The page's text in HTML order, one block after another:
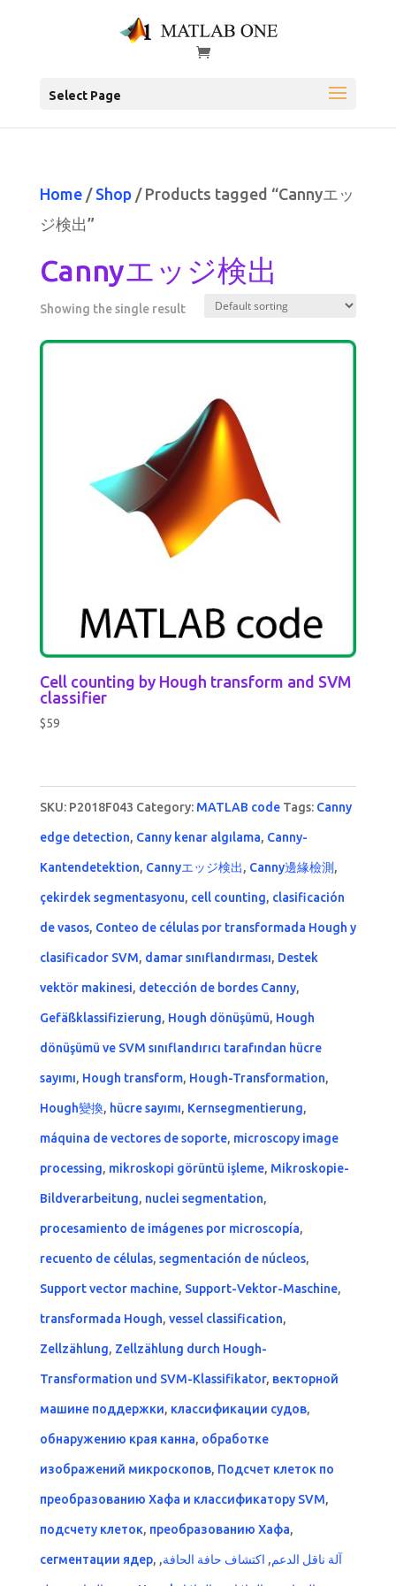
Select Page
Home/ Shop/ Products tagged “Cannyエッ
ジ検出”
Cannyエッジ検出
Showing the single result
Cell counting by Hough transform and SVM
classifier
$59
SKU: P2018F043 Category: MATLAB code Tags: Canny
edge detection, Canny kenar algılama, Canny-
Kantendetektion, Cannyエッジ検出, Canny邊緣檢測 ,
çekirdek segmentasyonu, cell counting, clasificación
de vasos, Conteo de células por transformada Hough y
clasificador SVM, damar sınıflandırması, Destek
vektör makinesi, detección de bordes Canny,
Gefäßklassifizierung, Hough dönüşümü, Hough
dönüşümü ve SVM sınıflandırıcı tarafından hücre
sayımı, Hough transform, Hough-Transformation,
Hough變換, hücre sayımı, Kernsegmentierung,
máquina de vectores de soporte, microscopy image
processing, mikroskopi görüntü işleme, Mikroskopie-
Bildverarbeitung, nuclei segmentation,
procesamiento de imágenes por microscopía,
recuento de células, segmentación de núcleos,
Support vector machine, Support-Vektor-Maschine,
transformada Hough, vessel classification,
Zellzählung, Zellzählung durch Hough-
Transformation und SVM-Klassifikator, векторной
машине поддержки, классификации судов,
обнаружению края канна, обработке
изображений микроскопов, Подсчет клеток по
преобразованию Хафа и классификатору SVM,
подсчету клеток, преобразованию Хафа,
сегментации ядер, آلة ناقل الدعم, اكتشاف حافة الحافة,